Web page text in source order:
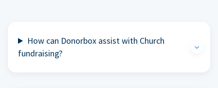
How can Donorbox assist with Church
fundraising?